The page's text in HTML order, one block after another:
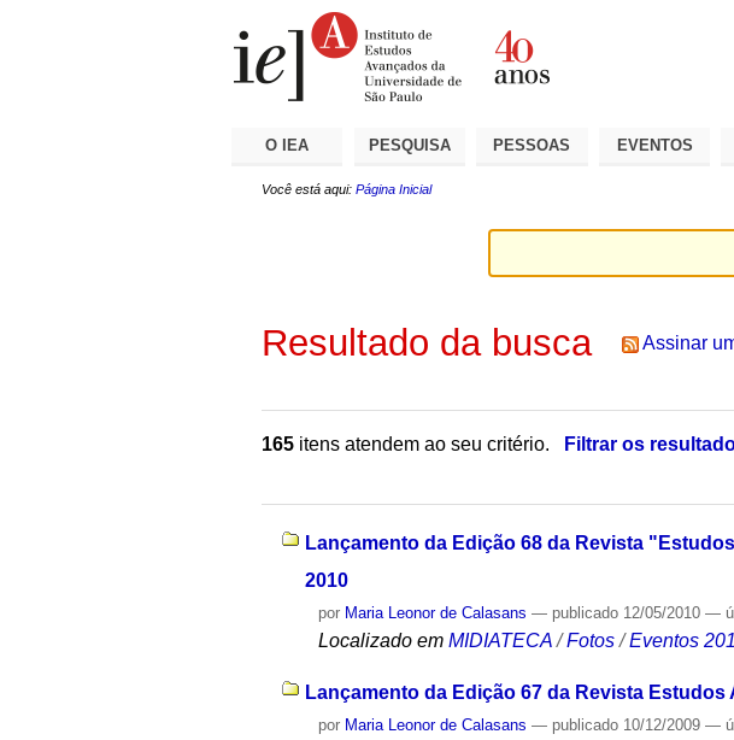
O IEA PESQUISA PESSOAS EVENTOS
Você está aqui: Página Inicial
Resultado da busca Assinar
165 itens atendem ao seu critério.
Filtrar os
Lançamento da Edição 68 da Revista
2010
por Maria Leonor de Calasans — publicado 12/05/2010—
Localizado em MIDIATECA /Fotos /Eventos
Lançamento da Edição 67 da Revista
por Maria Leonor de Calasans — publicado 10/12/2009—